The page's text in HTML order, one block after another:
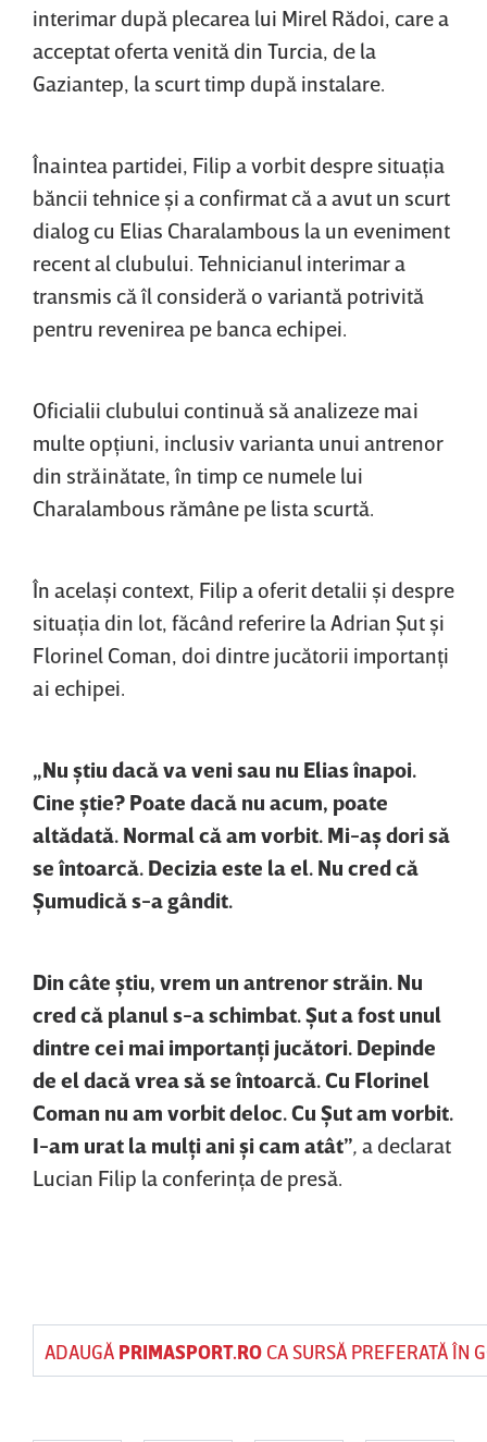
interimar după plecarea lui Mirel Rădoi, care a
acceptat oferta venită din Turcia, de la
Gaziantep, la scurt timp după instalare.
Înaintea partidei, Filip a vorbit despre situaţia
băncii tehnice şi a confirmat că a avut un scurt
dialog cu Elias Charalambous la un eveniment
recent al clubului. Tehnicianul interimar a
transmis că îl consideră o variantă potrivită
pentru revenirea pe banca echipei.
Oficialii clubului continuă să analizeze mai
multe opţiuni, inclusiv varianta unui antrenor
din străinătate, în timp ce numele lui
Charalambous rămâne pe lista scurtă.
În acelaşi context, Filip a oferit detalii şi despre
situaţia din lot, făcând referire la Adrian Şut şi
Florinel Coman, doi dintre jucătorii importanţi
ai echipei.
„Nu ştiu dacă va veni sau nu Elias înapoi.
Cine ştie? Poate dacă nu acum, poate
altădată. Normal că am vorbit. Mi-aş dori să
se întoarcă. Decizia este la el. Nu cred că
Şumudică s-a gândit.
Din câte ştiu, vrem un antrenor străin. Nu
cred că planul s-a schimbat. Şut a fost unul
dintre cei mai importanţi jucători. Depinde
de el dacă vrea să se întoarcă. Cu Florinel
Coman nu am vorbit deloc. Cu Şut am vorbit.
I-am urat la mulţi ani şi cam atât” a declarat
Lucian Filip la conferinţa de presă.
ADAUGĂ PRIMASPORT.ROCA SURSĂ PREFERATĂ ÎN